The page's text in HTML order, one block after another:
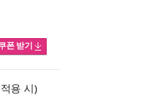
폰 받기
용 시)